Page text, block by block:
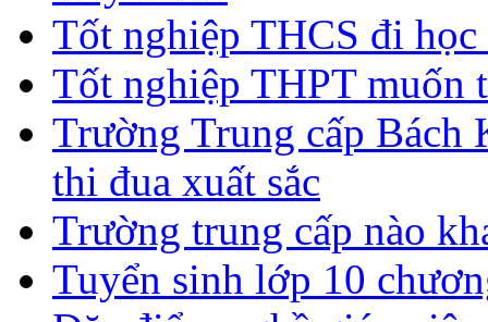
Tốt nghiệp THCS đi
Tốt nghiệp THPT muốn
Trường Trung cấp Bách
thi đua xuất sắc
Trường trung cấp nào
Tuyển sinh lớp 10